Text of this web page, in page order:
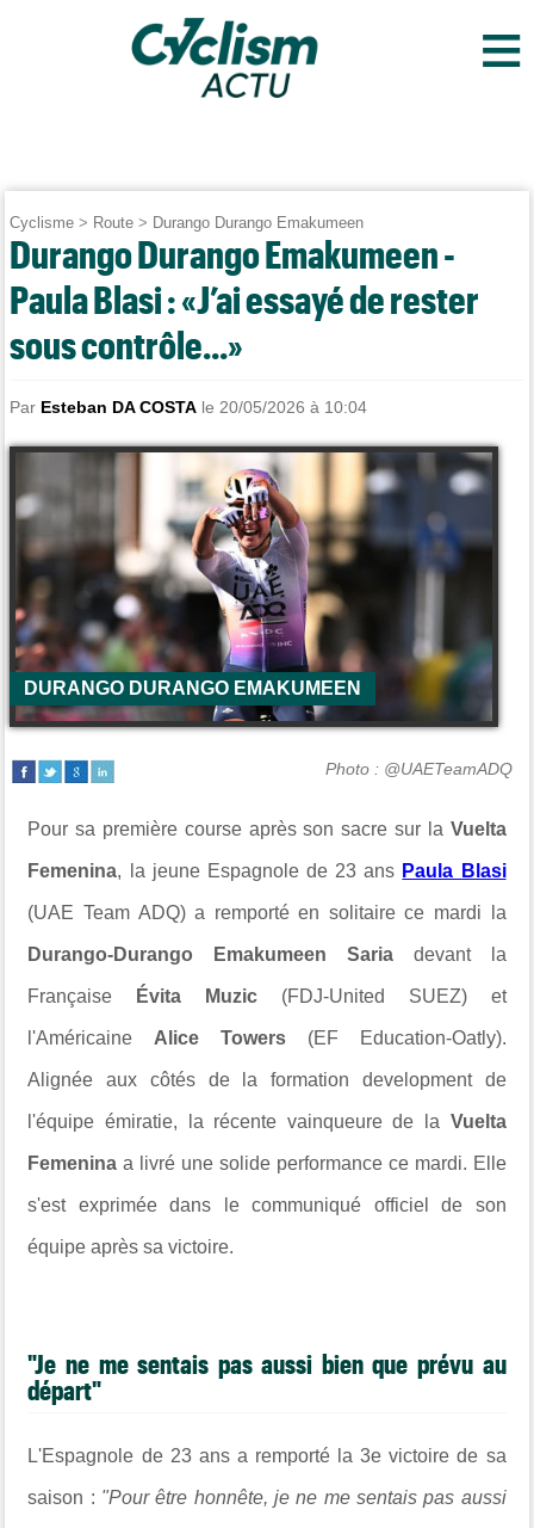
≡
Cyclisme > Route > Durango Durango Emakumeen
Durango Durango Emakumeen -
Paula Blasi : «J’ai essayé de rester
sous contrôle...»
Par Esteban DA COSTA le 20/05/2026 à 10:04
DURANGO DURANGO EMAKUMEEN
Photo : @UAETeamADQ
Pour sa première course après son sacre sur la Vuelta
Femenina, la jeune Espagnole de 23 ans Paula Blasi
(UAE Team ADQ) a remporté en solitaire ce mardi la
Durango-Durango Emakumeen Saria devant la
Française Évita Muzic (FDJ-United SUEZ) et
l'Américaine Alice Towers (EF Education-Oatly).
Alignée aux côtés de la formation development de
l'équipe émiratie, la récente vainqueure de la Vuelta
Femenina a livré une solide performance ce mardi. Elle
s'est exprimée dans le communiqué officiel de son
équipe après sa victoire.
"Je ne me sentais pas aussi bien que prévu au
départ"
L'Espagnole de 23 ans a remporté la 3e victoire de sa
saison : "Pour être honnête, je ne me sentais pas aussi